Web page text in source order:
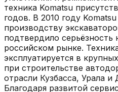
техника Komatsu
годов. В 2010 году
производству
подтвердило
российском рынке.
эксплуатируется в
при строительстве
отрасли Кузбасса, Урала и
Благодаря развитой